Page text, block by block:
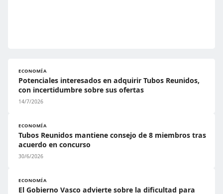
ECONOMÍA
Potenciales interesados en adquirir Tubos Reunidos,
con incertidumbre sobre sus ofertas
14/7/2026
ECONOMÍA
Tubos Reunidos mantiene consejo de 8 miembros tras
acuerdo en concurso
30/6/2026
ECONOMÍA
El Gobierno Vasco advierte sobre la dificultad para